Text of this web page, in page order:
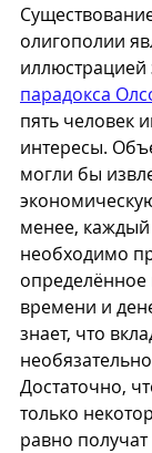
олигополии
иллюстрацией
парадокса
пять человек
интересы.
могли бы
менее, каждый
необходимо
определённое
времени и
знает, что
Достаточно,
только
равно получат